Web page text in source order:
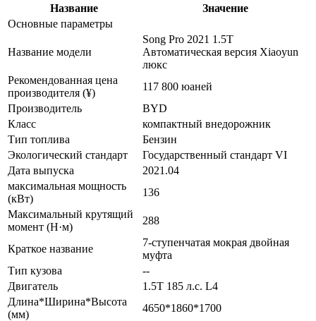
Название
Значение
Основные параметры
Название модели
Song Pro 2021 1.5T
Автоматическая версия Xiaoyun
люкс
Рекомендованная цена
производителя (¥)
117 800 юаней
Производитель
BYD
Класс
компактный внедорожник
Тип топлива
Бензин
Экологический стандарт
Государственный стандарт VI
Дата выпуска
2021.04
максимальная мощность
(кВт)
136
Максимальный крутящий
момент (Н·м)
288
Краткое название
7-ступенчатая мокрая двойная
муфта
Тип кузова
--
Двигатель
1.5T 185 л.с. L4
Длина*Ширина*Высота
(мм)
4650*1860*1700